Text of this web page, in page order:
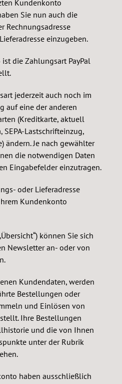
Kundenkonto
Sie nun auch die
Rechnungsadresse
einzugeben.
die Zahlungsart PayPal
jederzeit auch noch im
auf eine der anderen
(Kreditkarte, aktuell
SEPA-Lastschrifteinzug,
ändern. Je nach gewählter
die notwendigen Daten
Eingabefelder einzutragen.
oder Lieferadresse
Kundenkonto
können Sie sich
Newsletter an- oder von
Kundendaten, werden
Bestellungen oder
und Einlösen von
Ihre Bestellungen
und die von Ihnen
unter der Rubrik
haben ausschließlich